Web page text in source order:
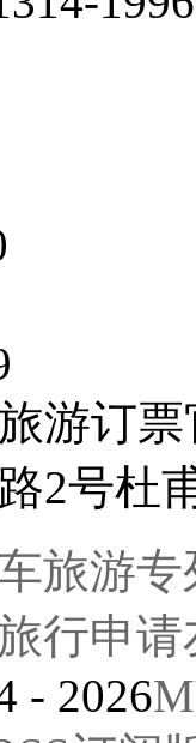
游订
2号杜
旅游专
行申请
- 2026